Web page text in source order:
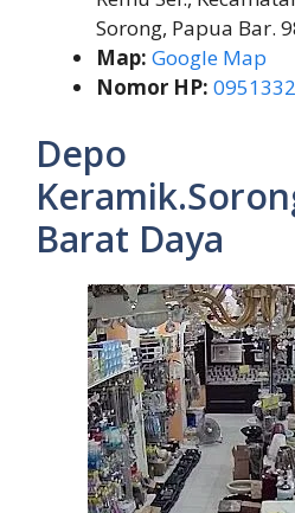
Sorong, Papua Bar.
Map: Google Map
Nomor HP:
Depo
Barat Daya